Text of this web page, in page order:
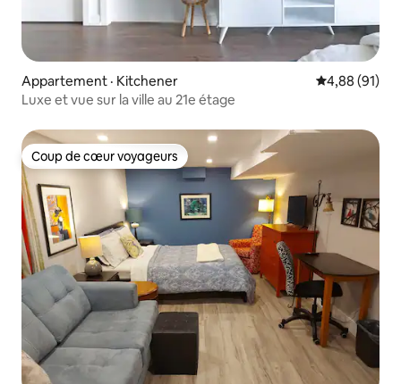
Appartement · Kitchener Note
4,88 (91)
Luxe et vue sur la ville au 21e étage
Coup de cœur voyageurs
Coup de cœur voyageurs